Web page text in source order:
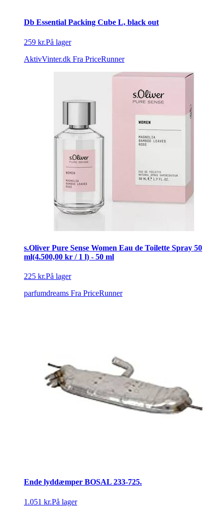
Db Essential Packing Cube L, black out
259 kr.På lager
AktivVinter.dk Fra PriceRunner
s.Oliver Pure Sense Women Eau de Toilette Spray 50
ml(4.500,00 kr / 1 l) - 50 ml
225 kr.På lager
parfumdreams Fra PriceRunner
Ende lyddæmper BOSAL 233-725.
1.051 kr.På lager